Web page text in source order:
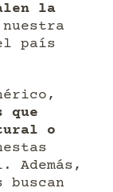
la
país
que
o
buscan